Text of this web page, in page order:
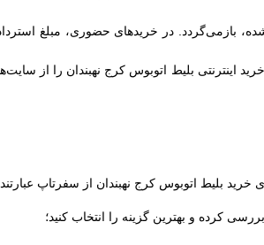
بازمی‌گردد. در خریدهای حضوری، مبلغ
اینترنتی بلیط اتوبوس کرج نهبندان را از
بلیط اتوبوس کرج نهبندان از سفرتاپ عبارتند
کرده و بهترین گزینه را انتخاب کنید؛